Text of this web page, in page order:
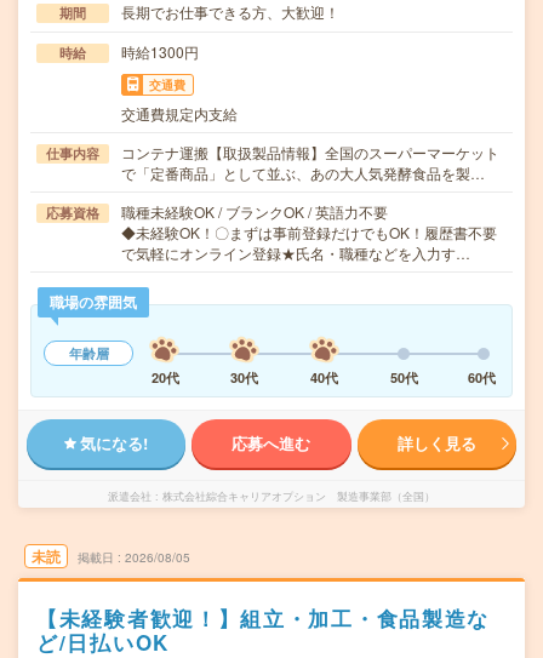
期間 長期でお仕事できる方、大歓迎！
時給 時給1300円
交通費
交通費規定内支給
仕事内容
コンテナ運搬【取扱製品情報】全国のスーパーマーケット
で「定番商品」として並ぶ、あの大人気発酵食品を製…
応募資格
職種未経験OK / ブランクOK / 英語力不要
◆未経験OK！〇まずは事前登録だけでもOK！履歴書不要
で気軽にオンライン登録★氏名・職種などを入力す…
職場の雰囲気
年齢層
20代
30代 40代 50代 60代
気になる! 応募へ進む 詳しく見る
派遣会社 株式会社綜合キャリアオプション 製造事業部（全国）
未読 掲載日 2026/08/05
【未経験者歓迎！】組立・加工・食品製造な
ど/日払いOK